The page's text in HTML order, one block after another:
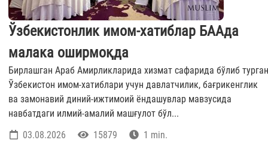
Ўзбекистонлик имом-хатиблар БААда
малака оширмоқда
Бирлашган Араб Амирликларида хизмат сафарида бўлиб турган
Ўзбекистон имом-хатиблари учун давлатчилик, бағрикенглик
ва замонавий диний-ижтимоий ёндашувлар мавзусида
навбатдаги илмий-амалий машғулот бўл...
03.08.2026
15879 1 min.